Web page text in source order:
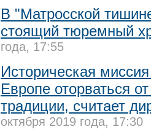
В "Матросской
стоящий тюремный
года, 17:55
Историческая
Европе оторваться
традиции, считает
октября 2019 года, 17:30